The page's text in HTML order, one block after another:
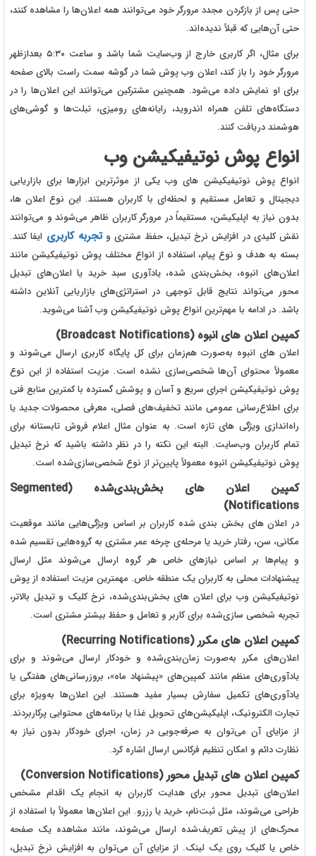
حتی پس از بازکردن مجدد مرورگر خود می‌توانند همه اعلان‌ها را مشاهده کنند،
حتی آن‌هایی که قبلاً ندیده‌اند.
برای مثال، اگر کاربری خارج از وب‌سایت شما باشد و ساعت ۵:۳۰ بعدازظهر
مرورگر خود را باز کند، اعلان وب پوش شما در گوشه سمت راست بالای صفحه
برای او نمایش داده می‌شود. همچنین مشترکین می‌توانند این اعلان‌ها را در
دستگاه‌های تلفن همراه اندروید، رایانه‌های رومیزی، تبلت‌ها و گوشی‌های
هوشمند دریافت کنند.
انواع پوش نوتیفیکیشن وب
انواع پوش نوتیفیکیشن های وب یکی از موثرترین ابزارها برای بازاریابی
دیجیتال و تعامل مستقیم و لحظه‌ای با کاربران هستند. این نوع اعلان ها،
بدون نیاز به اپلیکیشن، مستقیماً در مرورگر کاربران ظاهر می‌شوند و می‌توانند
نقش کلیدی در افزایش نرخ تبدیل، حفظ مشتری وتجربه کاربری ایفا کنند.
بسته به هدف و نوع پیام، استفاده از انواع مختلف پوش نوتیفیکیشن مانند
اعلان‌های انبوه، بخش‌بندی شده، یادآوری سبد خرید یا اعلان‌های تبدیل
محور می‌تواند نتایج قابل توجهی در استراتژی‌های بازاریابی آنلاین داشته
باشد. در ادامه با مهم‌ترین انواع پوش نوتیفیکیشن وب آشنا می‌شوید.
کمپین اعلان های انبوه (Broadcast Notifications
)
اعلان های انبوه به‌صورت هم‌زمان برای کل پایگاه کاربری ارسال می‌شوند و
معمولاً محتوای آن‌ها شخصی‌سازی نشده است. مزیت استفاده از این نوع
پوش نوتیفیکیشن اجرای سریع و آسان و پوشش گسترده با کمترین منابع فنی
برای اطلاع‌رسانی عمومی مانند تخفیف‌های فصلی، معرفی محصولات جدید یا
راه‌اندازی ویژگی های تازه است. به عنوان مثال اعلام فروش تابستانه برای
تمام کاربران وب‌سایت. البته این نکته را در نظر داشته باشید که نرخ تبدیل
پوش نوتیفیکیشن انبوه معمولاً پایین‌تر از نوع شخصی‌سازی‌شده است.
کمپین اعلان های بخش‌بندی‌شده (Segmented
Notifications
)
در اعلان های بخش بندی شده کاربران بر اساس ویژگی‌هایی مانند موقعیت
مکانی، سن، رفتار خرید یا مرحله‌ی چرخه عمر مشتری به گروه‌هایی تقسیم شده
و پیام‌ها بر اساس نیازهای خاص هر گروه ارسال می‌شوند مثل ارسال
پیشنهادات محلی به کاربران یک منطقه خاص. مهمترین مزیت استفاده از پوش
نوتیفیکیشن وب برای اعلان های بخش‌بندی‌شده، نرخ کلیک و تبدیل بالاتر،
تجربه شخصی سازی‌شده برای کاربر و تعامل و حفظ بیشتر مشتری است.
کمپین اعلان های مکرر (Recurring Notifications
)
اعلان‌های مکرر به‌صورت زمان‌بندی‌شده و خودکار ارسال می‌شوند و برای
یادآوری‌های منظم مانند کمپین‌های «پیشنهاد ماه»، بروزرسانی‌های هفتگی یا
یادآوری‌های تکمیل سفارش بسیار مفید هستند. این اعلان‌ها به‌ویژه برای
تجارت الکترونیک، اپلیکیشن‌های تحویل غذا یا برنامه‌های محتوایی پرکاربردند.
از مزایای آن می‌توان به صرفه‌جویی در زمان، اجرای خودکار بدون نیاز به
نظارت دائم و امکان تنظیم فرکانس ارسال اشاره کرد.
کمپین اعلان های تبدیل محور (Conversion Notifications
)
اعلان‌های تبدیل محور برای هدایت کاربران به انجام یک اقدام مشخص
طراحی می‌شوند، مثل ثبت‌نام، خرید یا رزرو. این اعلان‌ها معمولاً با استفاده از
محرک‌های از پیش تعریف‌شده ارسال می‌شوند، مانند مشاهده یک صفحه
خاص یا کلیک روی یک لینک. از مزایای آن می‌توان به افزایش نرخ تبدیل،